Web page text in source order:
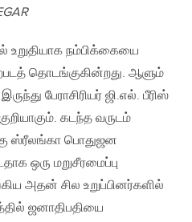
நம்பிக்கையை
தொடங்குகின்றது. ஆளும்
பேராசிரியர் ஜி.எல். பீரிஸ்
கடந்த வருடம்
ஸ்ரீலங்கா பொதுஜன
ஒரு மறுசீரமைப்பு
அதன் சில உறுப்பினர்களில்
ஜனாதிபதியை